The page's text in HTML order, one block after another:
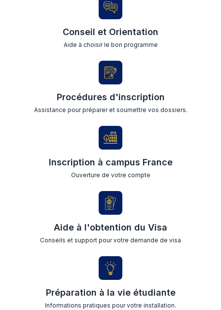
Conseil et Orientation
Aide à choisir le bon programme
Procédures d'inscription
Assistance pour préparer et soumettre vos dossiers.
Inscription à campus France
Ouverture de votre compte
Aide à l'obtention du Visa
Conseils et support pour votre demande de visa
Préparation à la vie étudiante
Informations pratiques pour votre installation.